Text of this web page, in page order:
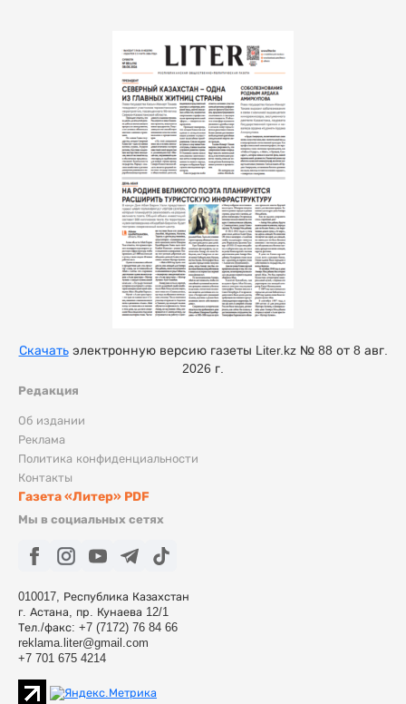
Редакция
Об издании
Реклама
Политика конфиденциальности
Контакты
Газета «Литер» PDF
Мы в социальных сетях
010017, Республика Казахстан
г. Астана, пр. Кунаева 12/1
Тел./факс: +7 (7172) 76 84 66
reklama.liter@gmail.com
+7 701 675 4214
Скачатьэлектронную версию газеты Liter.kz № 88 от 8 авг.
2026 г.